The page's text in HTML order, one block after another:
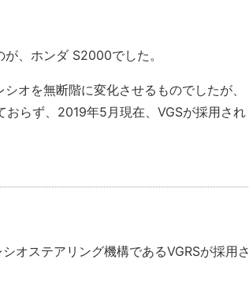
、ホンダ S2000でした。
オを無断階に変化させるものでしたが、
らず、2019年5月現在、VGSが採用され
オステアリング機構であるVGRSが採用さ